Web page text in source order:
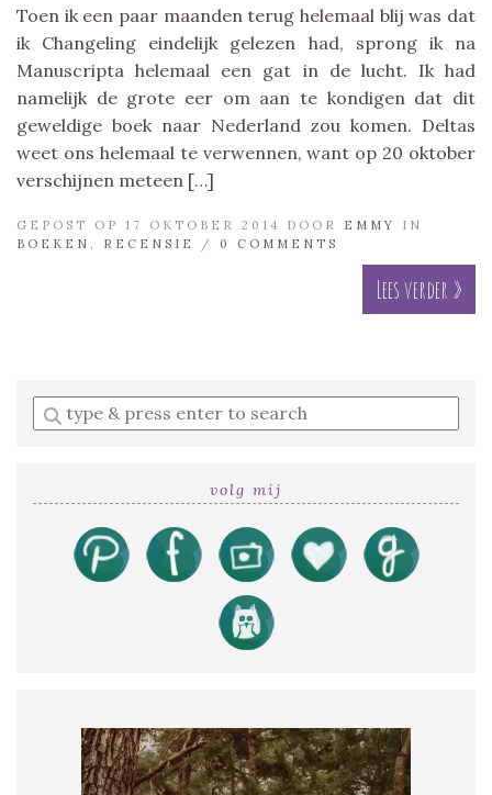
Toen ik een paar maanden terug helemaal blij was dat
ik Changeling eindelijk gelezen had, sprong ik na
Manuscripta helemaal een gat in de lucht. Ik had
namelijk de grote eer om aan te kondigen dat dit
geweldige boek naar Nederland zou komen. Deltas
weet ons helemaal te verwennen, want op 20 oktober
verschijnen meteen […]
GEPOST OP 17 OKTOBER 2014 DOOR EMMY
IN
BOEKEN
RECENSIE / 0 COMMENTS
Lees verder »
Enter
a
volg mij